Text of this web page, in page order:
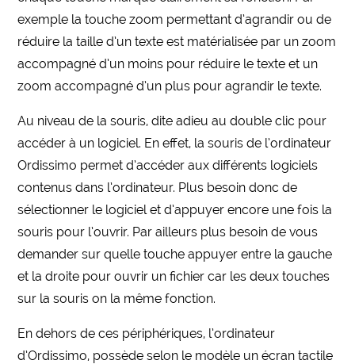
exemple la touche zoom permettant d’agrandir ou de
réduire la taille d’un texte est matérialisée par un zoom
accompagné d’un moins pour réduire le texte et un
zoom accompagné d’un plus pour agrandir le texte.
Au niveau de la souris, dite adieu au double clic pour
accéder à un logiciel. En effet, la souris de l’ordinateur
Ordissimo permet d’accéder aux différents logiciels
contenus dans l’ordinateur. Plus besoin donc de
sélectionner le logiciel et d’appuyer encore une fois la
souris pour l’ouvrir. Par ailleurs plus besoin de vous
demander sur quelle touche appuyer entre la gauche
et la droite pour ouvrir un fichier car les deux touches
sur la souris on la même fonction.
En dehors de ces périphériques, l’ordinateur
d’Ordissimo, possède selon le modèle un écran tactile